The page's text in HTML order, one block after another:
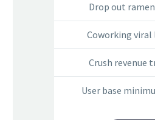
Drop out
Coworking viral
Crush revenue
User base